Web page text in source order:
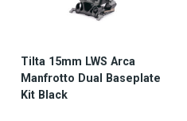
Tilta 15mm LWS Arca
Manfrotto Dual Baseplate
Kit Black